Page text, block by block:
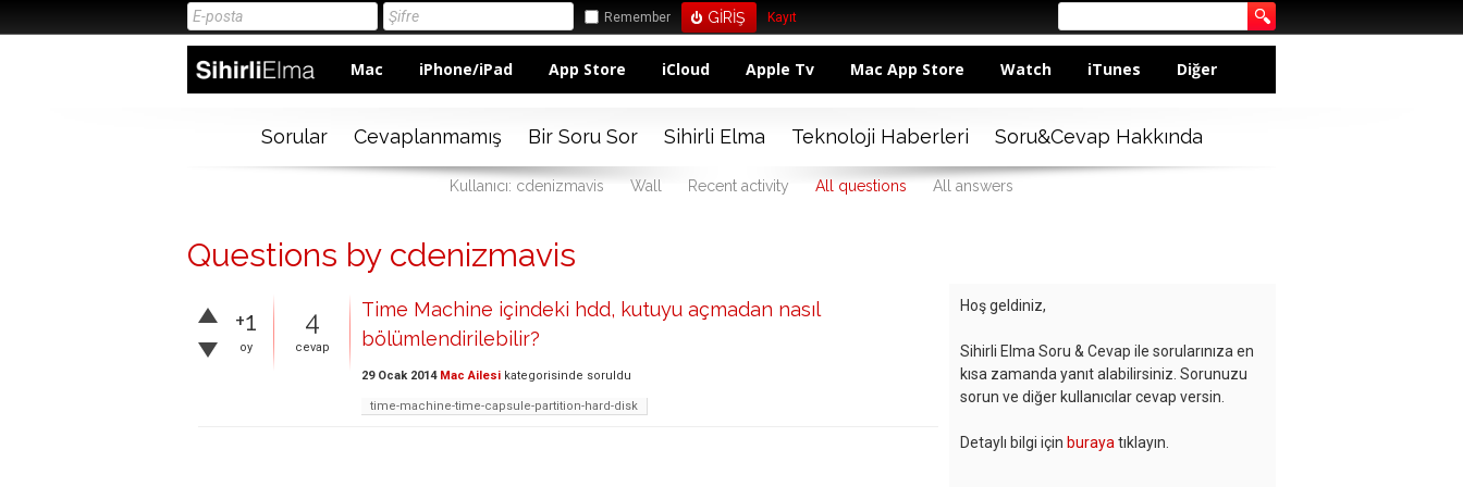
Remember Kayıt
Mac iPhone/iPad App Store iCloud Apple Tv Mac App Store Watch iTunes Diğer
Sorular Cevaplanmamış Bir Soru Sor Sihirli Elma Teknoloji Haberleri Soru&Cevap Hakkında
Kullanıcı: cdenizmavis Wall Recent activity All questions All answers
Questions by cdenizmavis
+1
oy
4
cevap
Time Machine içindeki hdd, kutuyu açmadan nasıl
bölümlendirilebilir?
29 Ocak 2014 Mac Ailesi kategorisinde soruldu
time-machine-time-capsule-partition-hard-disk
Hoş geldiniz,
Sihirli Elma Soru & Cevap ile sorularınıza en
kısa zamanda yanıt alabilirsiniz. Sorunuzu
sorun ve diğer kullanıcılar cevap versin.
Detaylı bilgi için buraya tıklayın.